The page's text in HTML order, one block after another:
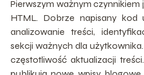
Pierwszym ważnym czynnikiem
HTML. Dobrze napisany kod
analizowanie treści,
sekcji ważnych dla
częstotliwość aktualizacji